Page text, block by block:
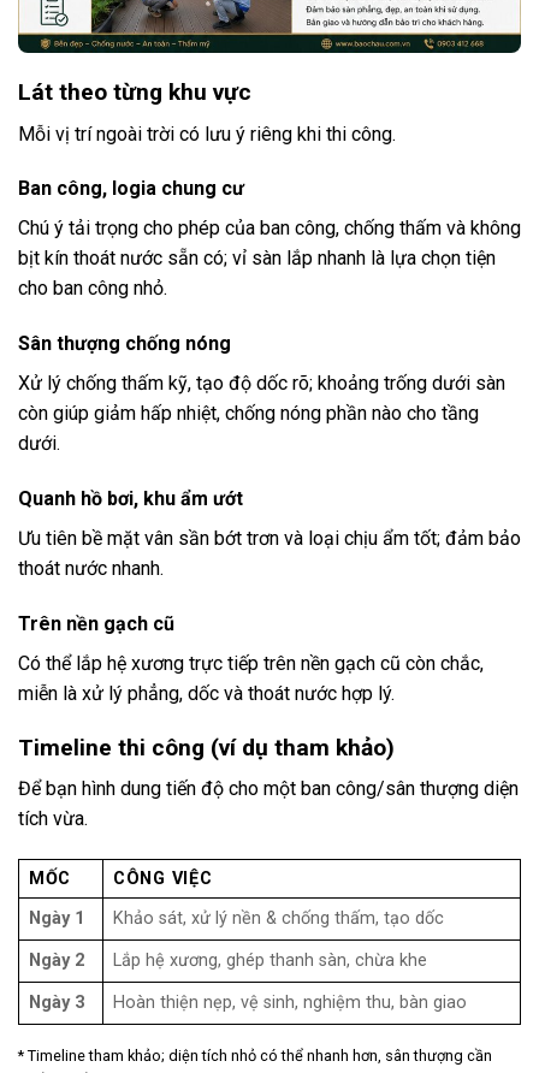
Lát theo từng khu vực
Mỗi vị trí ngoài trời có lưu ý riêng khi thi công.
Ban công, logia chung cư
Chú ý tải trọng cho phép của ban công, chống thấm và không
bịt kín thoát nước sẵn có; vỉ sàn lắp nhanh là lựa chọn tiện
cho ban công nhỏ.
Sân thượng chống nóng
Xử lý chống thấm kỹ, tạo độ dốc rõ; khoảng trống dưới sàn
còn giúp giảm hấp nhiệt, chống nóng phần nào cho tầng
dưới.
Quanh hồ bơi, khu ẩm ướt
Ưu tiên bề mặt vân sần bớt trơn và loại chịu ẩm tốt; đảm bảo
thoát nước nhanh.
Trên nền gạch cũ
Có thể lắp hệ xương trực tiếp trên nền gạch cũ còn chắc,
miễn là xử lý phẳng, dốc và thoát nước hợp lý.
Timeline thi công (ví dụ tham khảo)
Để bạn hình dung tiến độ cho một ban công/sân thượng diện
tích vừa.
MỐC
CÔNG VIỆC
Ngày 1
Khảo sát, xử lý nền & chống thấm, tạo dốc
Ngày 2 Lắp hệ xương, ghép thanh sàn, chừa khe
Ngày 3 Hoàn thiện nẹp, vệ sinh, nghiệm thu, bàn giao
* Timeline tham khảo; diện tích nhỏ có thể nhanh hơn, sân thượng cần